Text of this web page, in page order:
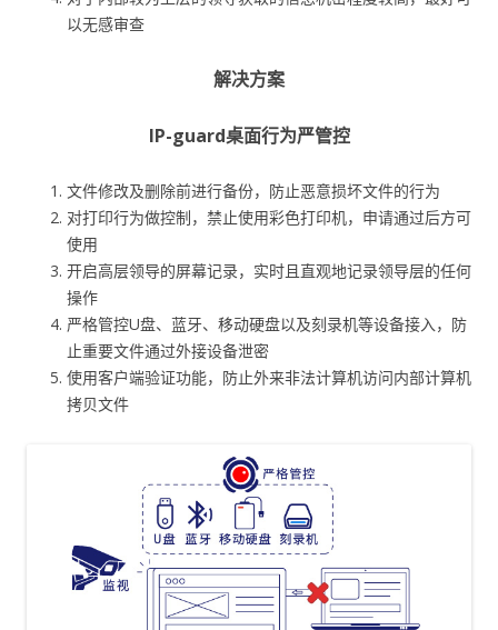
以无感审查
解决方案
IP-guard桌面行为严管控
文件修改及删除前进行备份，防止恶意损坏文件的行为
对打印行为做控制，禁止使用彩色打印机，申请通过后方可
使用
开启高层领导的屏幕记录，实时且直观地记录领导层的任何
操作
严格管控U盘、蓝牙、移动硬盘以及刻录机等设备接入，防
止重要文件通过外接设备泄密
使用客户端验证功能，防止外来非法计算机访问内部计算机
拷贝文件